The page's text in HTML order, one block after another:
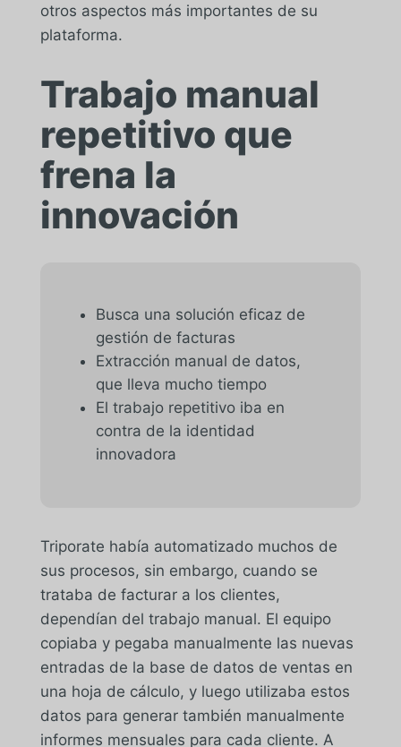
otros aspectos más importantes de su
plataforma.
Trabajo manual
repetitivo que
frena la
innovación
Busca una solución eficaz de
gestión de facturas
Extracción manual de datos,
que lleva mucho tiempo
El trabajo repetitivo iba en
contra de la identidad
innovadora
Triporate había automatizado muchos de
sus procesos, sin embargo, cuando se
trataba de facturar a los clientes,
dependían del trabajo manual. El equipo
copiaba y pegaba manualmente las nuevas
entradas de la base de datos de ventas en
una hoja de cálculo, y luego utilizaba estos
datos para generar también manualmente
informes mensuales para cada cliente. A